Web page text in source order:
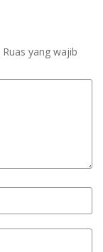
Ruas yang wajib